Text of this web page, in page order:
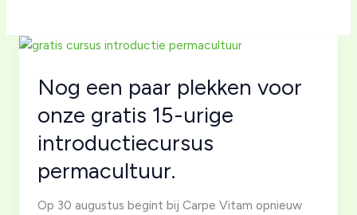
Nog een paar plekken voor
onze gratis 15-urige
introductiecursus
permacultuur.
Op 30 augustus begint bij Carpe Vitam opnieuw